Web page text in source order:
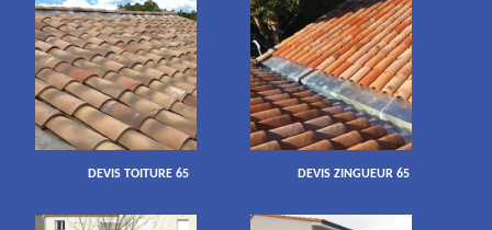
DEVIS TOITURE 65 DEVIS ZINGUEUR 65